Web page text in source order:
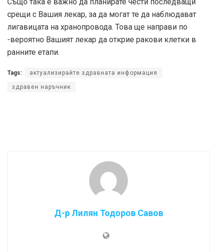
срещи с Вашия лекар, за да могат те да наблюдават
лигавицата на хранопровода. Това ще направи по
-вероятно Вашият лекар да открие ракови клетки в
ранните етапи.
Tags: актуализирайте здравната информация
здравен наръчник
Д-р Лилян Тодоров Савов